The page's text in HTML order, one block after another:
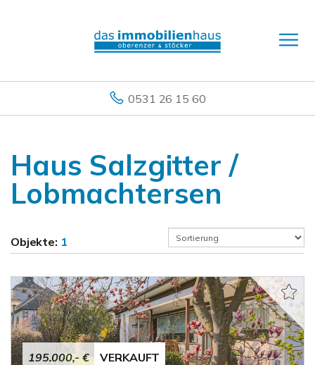
0531 26 15 60
Haus Salzgitter /
Lobmachtersen
Objekte: 1
195.000,- € VERKAUFT